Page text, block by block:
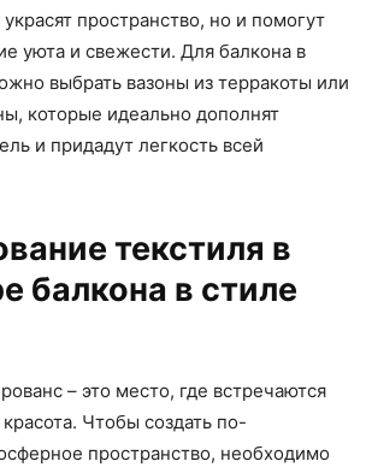
пространство, но и помогут
уюта и свежести. Для балкона в
выбрать вазоны из терракоты или
которые идеально дополнят
и придадут легкость всей
текстиля в
балкона в стиле
– это место, где встречаются
Чтобы создать по-
пространство, необходимо